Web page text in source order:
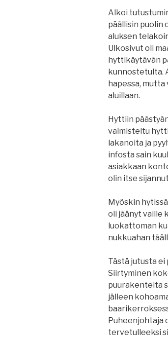
Alkoi
päällisin puolin
aluksen
Ulkosivut oli
hyttikäytävän
kunnostetulta.
hapessa,
aluillaan.
Hyttiin
valmisteltu
lakanoita ja
infosta sain
asiakkaan
olin itse
Myöskin
oli jäänyt vaille
luokattoman
nukkuahan
Tästä jutusta
Siirtyminen
puurakenteita
jälleen
Puheenjohtaja
tervetulleeksi